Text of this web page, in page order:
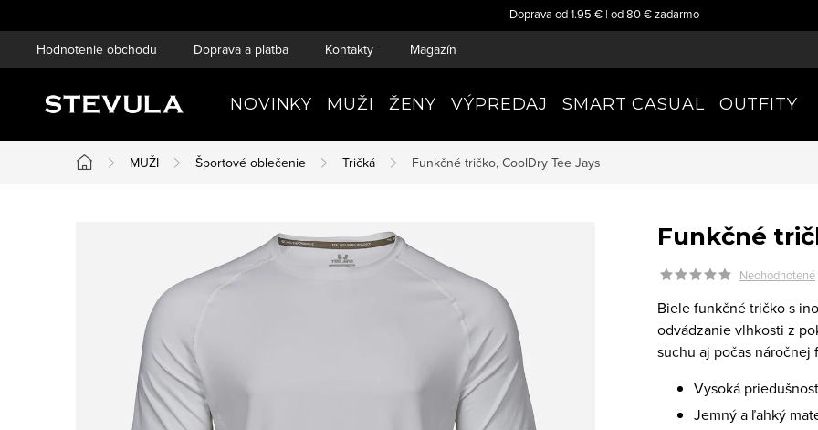
na
Doprava od 1.95 € | od 80 € zadarmo
Hodnotenie obchodu Doprava a platba Kontakty Magazín
NOVINKY MUŽI ŽENY VÝPREDAJ SMART CASUAL OUTFITY
Domov
MUŽI Športové oblečenie Tričká Funkčné tričko, CoolDry Tee Jays
Funkčné
Neohodnotené
Biele funkčné tričko s
odvádzanie vlhkosti z
suchu aj počas
Vysoká
Jemný a ľahký